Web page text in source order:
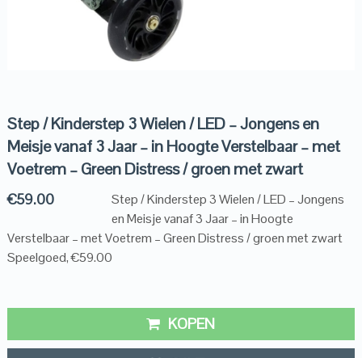
Step / Kinderstep 3 Wielen / LED – Jongens en
Meisje vanaf 3 Jaar – in Hoogte Verstelbaar – met
Voetrem – Green Distress / groen met zwart
€59.00
Step / Kinderstep 3 Wielen / LED – Jongens
en Meisje vanaf 3 Jaar – in Hoogte
Verstelbaar – met Voetrem – Green Distress / groen met zwart
Speelgoed, €59.00
KOPEN